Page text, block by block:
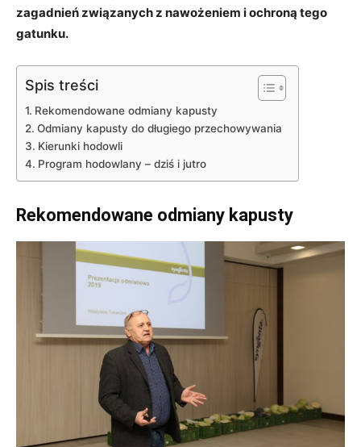
zagadnień związanych z nawożeniem i ochroną tego
gatunku.
Spis treści
Rekomendowane odmiany kapusty
Odmiany kapusty do długiego przechowywania
Kierunki hodowli
Program hodowlany – dziś i jutro
Rekomendowane odmiany kapusty